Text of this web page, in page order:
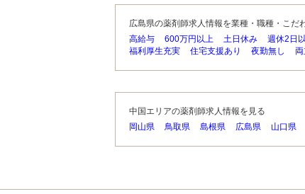
広島県の薬剤師求人情報を業種・職種・こだ
高給与
600万円以上 土日休み 週休2日
福利厚生充実
住宅支援あり 夜勤無し 両
中国エリアの薬剤師求人情報を見る
岡山県
鳥取県 島根県 広島県 山口県